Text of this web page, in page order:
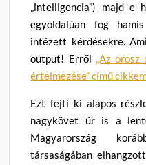
„intelligencia”) majd e
egyoldalúan fog
intézett kérdésekre.
output! Erről „Az
értelmezése” című
Ezt fejti ki alapos
nagykövet úr is a
Magyarország
társaságában